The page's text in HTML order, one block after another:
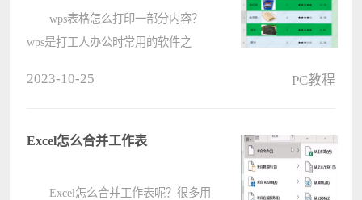
wps表格怎么打印一部分内容？
wps是打工人办公时常用的软件之
给大家详细介绍一下wps表格只打印
2023-10-25 PC教程
Excel怎么合并工作表
Excel怎么合并工作表呢？很多用